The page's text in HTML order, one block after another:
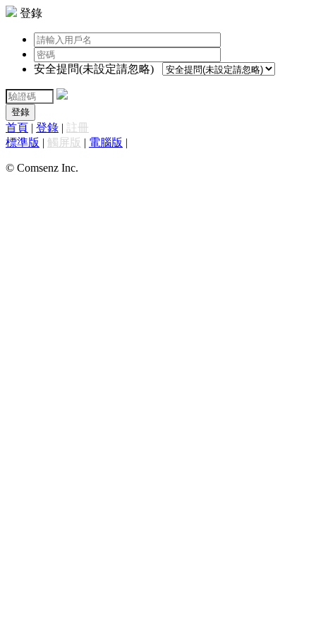
登錄
安全提問(未設定請忽略)
登錄
首頁 | 登錄 | 註冊
標準版 | 觸屏版 | 電腦版 |
© Comsenz Inc.